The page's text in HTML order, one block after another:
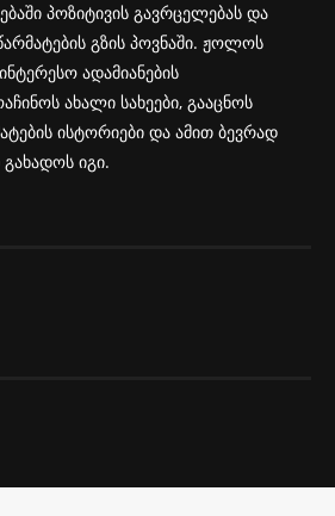
პოზიტივის გავრცელებას და
გზის პოვნაში. ჟოლოს
ადამიანების
ახალი სახეები, გააცნოს
ისტორიები და ამით ბევრად
იგი.